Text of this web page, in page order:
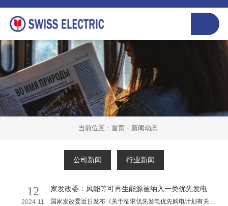
当前位置：首页 - 新闻动态
公司新闻 行业新闻
12
2024-11
家发改委：风能等可再生能源被纳入一类优先发电范
围！（附文件）
国家发改委近日发布《关于征求优先发电优先购电计划有关管